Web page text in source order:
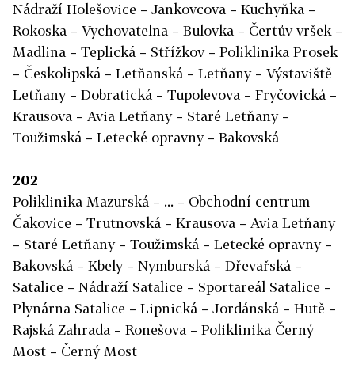
Nádraží Holešovice – Jankovcova – Kuchyňka –
Rokoska – Vychovatelna – Bulovka – Čertův vršek –
Madlina – Teplická – Střížkov – Poliklinika Prosek
– Českolipská – Letňanská – Letňany – Výstaviště
Letňany – Dobratická – Tupolevova – Fryčovická –
Krausova – Avia Letňany – Staré Letňany –
Toužimská – Letecké opravny – Bakovská
202
Poliklinika Mazurská – ... – Obchodní centrum
Čakovice – Trutnovská – Krausova – Avia Letňany
– Staré Letňany – Toužimská – Letecké opravny –
Bakovská – Kbely – Nymburská – Dřevařská –
Satalice – Nádraží Satalice – Sportareál Satalice –
Plynárna Satalice – Lipnická – Jordánská – Hutě –
Rajská Zahrada – Ronešova – Poliklinika Černý
Most – Černý Most